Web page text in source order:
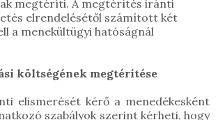
megtéríti. A megtérítés iránti
elrendelésétől számított két
a menekültügyi hatóságnál
költségének megtérítése
elismerését kérő a menedékesként
szabályok szerint kérheti, hogy